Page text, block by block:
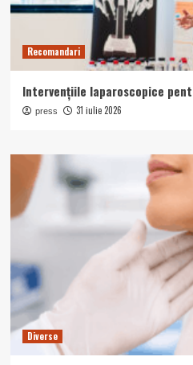
Recomandari
Intervențiile laparoscopice
press 31 iulie 2026
Diverse